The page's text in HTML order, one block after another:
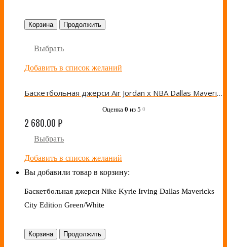
Корзина Продолжить
Выбрать
Добавить в список желаний
Баскетбольная джерси Air Jordan x NBA Dallas Mavericks Kyrie Irving Jersey ‘White/Blue’
Оценка 0 из 5 0
2 680.00₽
Выбрать
Добавить в список желаний
Вы добавили товар в корзину:
Баскетбольная джерси Nike Kyrie Irving Dallas Mavericks
City Edition Green/White
Корзина Продолжить